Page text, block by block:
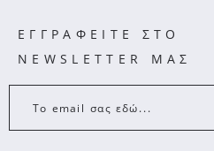
ΕΓΓΡΑΦΕΙΤΕ ΣΤΟ
NEWSLETTER ΜΑΣ
Το email σας εδώ...